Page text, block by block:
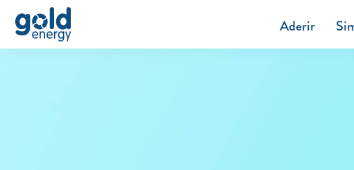
Aderir